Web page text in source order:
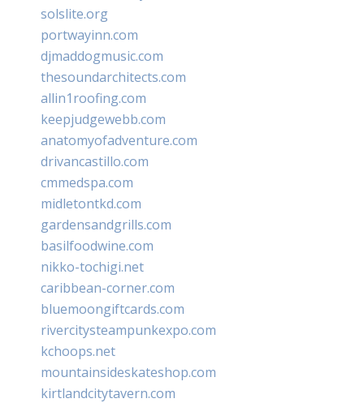
solslite.org
portwayinn.com
djmaddogmusic.com
thesoundarchitects.com
allin1roofing.com
keepjudgewebb.com
anatomyofadventure.com
drivancastillo.com
cmmedspa.com
midletontkd.com
gardensandgrills.com
basilfoodwine.com
nikko-tochigi.net
caribbean-corner.com
bluemoongiftcards.com
rivercitysteampunkexpo.com
kchoops.net
mountainsideskateshop.com
kirtlandcitytavern.com